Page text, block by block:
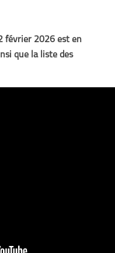
février 2026 est en
que la liste des